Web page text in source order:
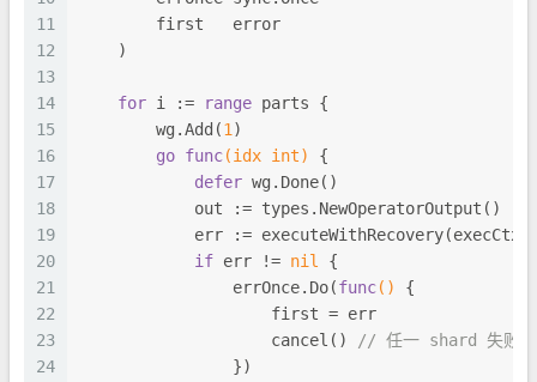
11
12
13
14
15
16
17
18
19
20
21
22
23
24
        first
error
    )
for i := range parts {
        wg.Add(
1 )
go func(idx int)
{
defer wg.Done()
            out := types.NewOperatorOutput()
err :=
if err != nil
{
                errOnce.Do(
func()
{
                    first = err
                    cancel()
// 任一 shard 失败，
                })